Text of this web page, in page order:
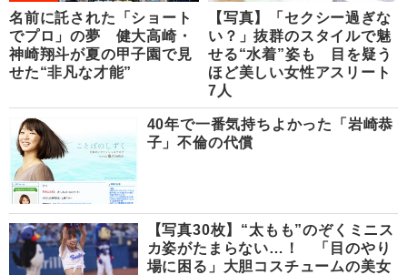
名前に託された「ショート
でプロ」の夢 健大高崎・
神崎翔斗が夏の甲子園で見
せた“非凡な才能”
【写真】「セクシー過ぎな
い？」抜群のスタイルで魅
せる“水着”姿も 目を疑う
ほど美しい女性アスリート
7人
40年で一番気持ちよかった「岩崎恭
子」不倫の代償
【写真30枚】“太もも”のぞくミニス
カ姿がたまらない…！ 「目のやり
場に困る」大胆コスチュームの美女